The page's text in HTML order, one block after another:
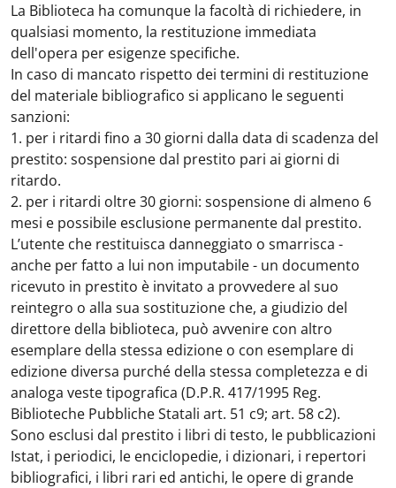
La Biblioteca ha comunque la facoltà di richiedere, in
qualsiasi momento, la restituzione immediata
dell'opera per esigenze specifiche.
In caso di mancato rispetto dei termini di restituzione
del materiale bibliografico si applicano le seguenti
sanzioni:
1. per i ritardi fino a 30 giorni dalla data di scadenza del
prestito: sospensione dal prestito pari ai giorni di
ritardo.
2. per i ritardi oltre 30 giorni: sospensione di almeno 6
mesi e possibile esclusione permanente dal prestito.
L’utente che restituisca danneggiato o smarrisca -
anche per fatto a lui non imputabile - un documento
ricevuto in prestito è invitato a provvedere al suo
reintegro o alla sua sostituzione che, a giudizio del
direttore della biblioteca, può avvenire con altro
esemplare della stessa edizione o con esemplare di
edizione diversa purché della stessa completezza e di
analoga veste tipografica (D.P.R. 417/1995 Reg.
Biblioteche Pubbliche Statali art. 51 c9; art. 58 c2).
Sono esclusi dal prestito i libri di testo, le pubblicazioni
Istat, i periodici, le enciclopedie, i dizionari, i repertori
bibliografici, i libri rari ed antichi, le opere di grande